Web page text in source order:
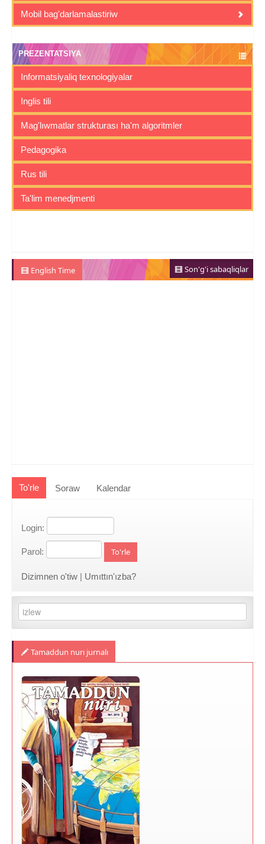
Mobil bag'darlamalastiriw
PREZENTATSIYA
Informatsiyaliq texnologiyalar
Inglis tili
Mag'lıwmatlar strukturası ha'm algoritmler
Pedagogika
Rus tili
Ta'lim menedjmenti
English Time Son'g'i sabaqliqlar
To'rle Soraw Kalendar
Login:
Parol: To'rle
Dizimnen o'tiw | Umıttın'ızba?
Tamaddun nurı jurnalı